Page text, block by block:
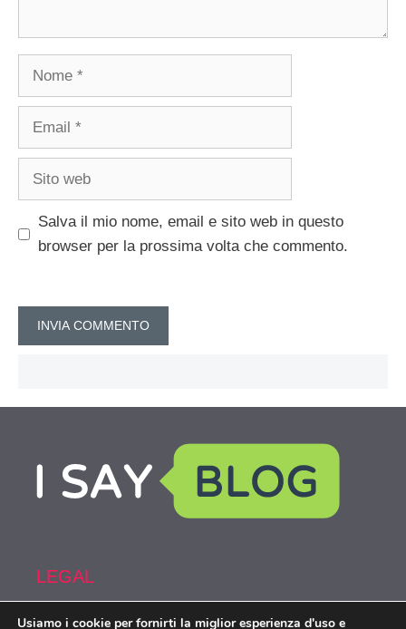
Nome
Email
Sito
Salva il mio nome, email e sito web in questo
browser per la prossima volta che commento.
LEGAL
Usiamo i cookie per fornirti la miglior esperienza d'uso e